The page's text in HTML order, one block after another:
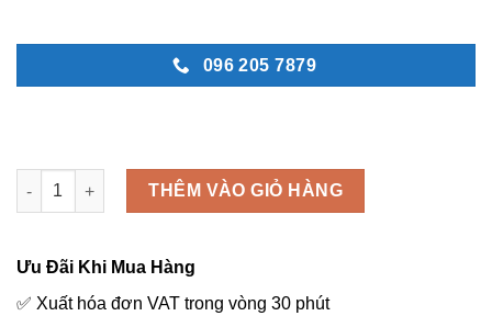
096 205 7879
Kệ hoa khai trương màu vàng - K32 số lượng
THÊM VÀO GIỎ HÀNG
Ưu Đãi Khi Mua Hàng
✅ Xuất hóa đơn VAT trong vòng 30 phút